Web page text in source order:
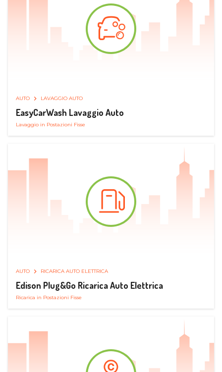
AUTO LAVAGGIO AUTO
EasyCarWash Lavaggio Auto
Lavaggio in Postazioni Fisse
AUTO RICARICA AUTO ELETTRICA
Edison Plug&Go Ricarica Auto Elettrica
Ricarica in Postazioni Fisse